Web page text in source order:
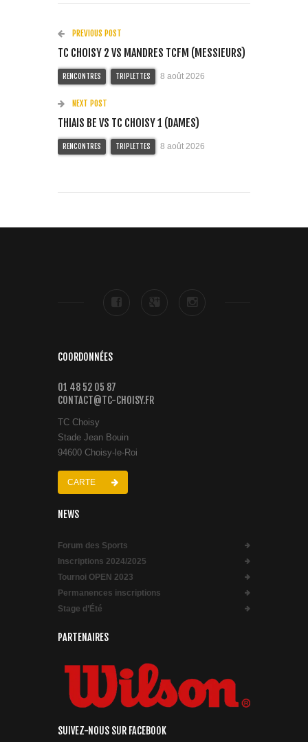
PREVIOUS POST
TC CHOISY 2 VS MANDRES TCFM (MESSIEURS)
RENCONTRES TRIPLETTES 8 août 2026
NEXT POST
THIAIS BE VS TC CHOISY 1 (DAMES)
RENCONTRES TRIPLETTES 8 août 2026
COORDONNÉES
01 48 52 05 87
CONTACT@TC-CHOISY.FR
TC Choisy
Stade Jean Bouin
94600 Choisy-le-Roi
CARTE
NEWS
Forum des Sports
Inscriptions 2024/2025
Tournoi OPEN 2023
Permanences inscriptions
Stage d’Été
PARTENAIRES
SUIVEZ-NOUS SUR FACEBOOK